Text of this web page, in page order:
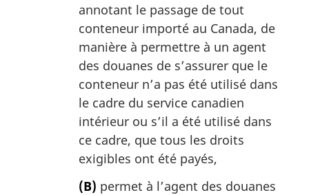
annotant le passage de tout
conteneur importé au Canada, de
manière à permettre à un agent
des douanes de s’assurer que le
conteneur n’a pas été utilisé dans
le cadre du service canadien
intérieur ou s’il a été utilisé dans
ce cadre, que tous les droits
exigibles ont été payés,
(B) permet à l’agent des douanes